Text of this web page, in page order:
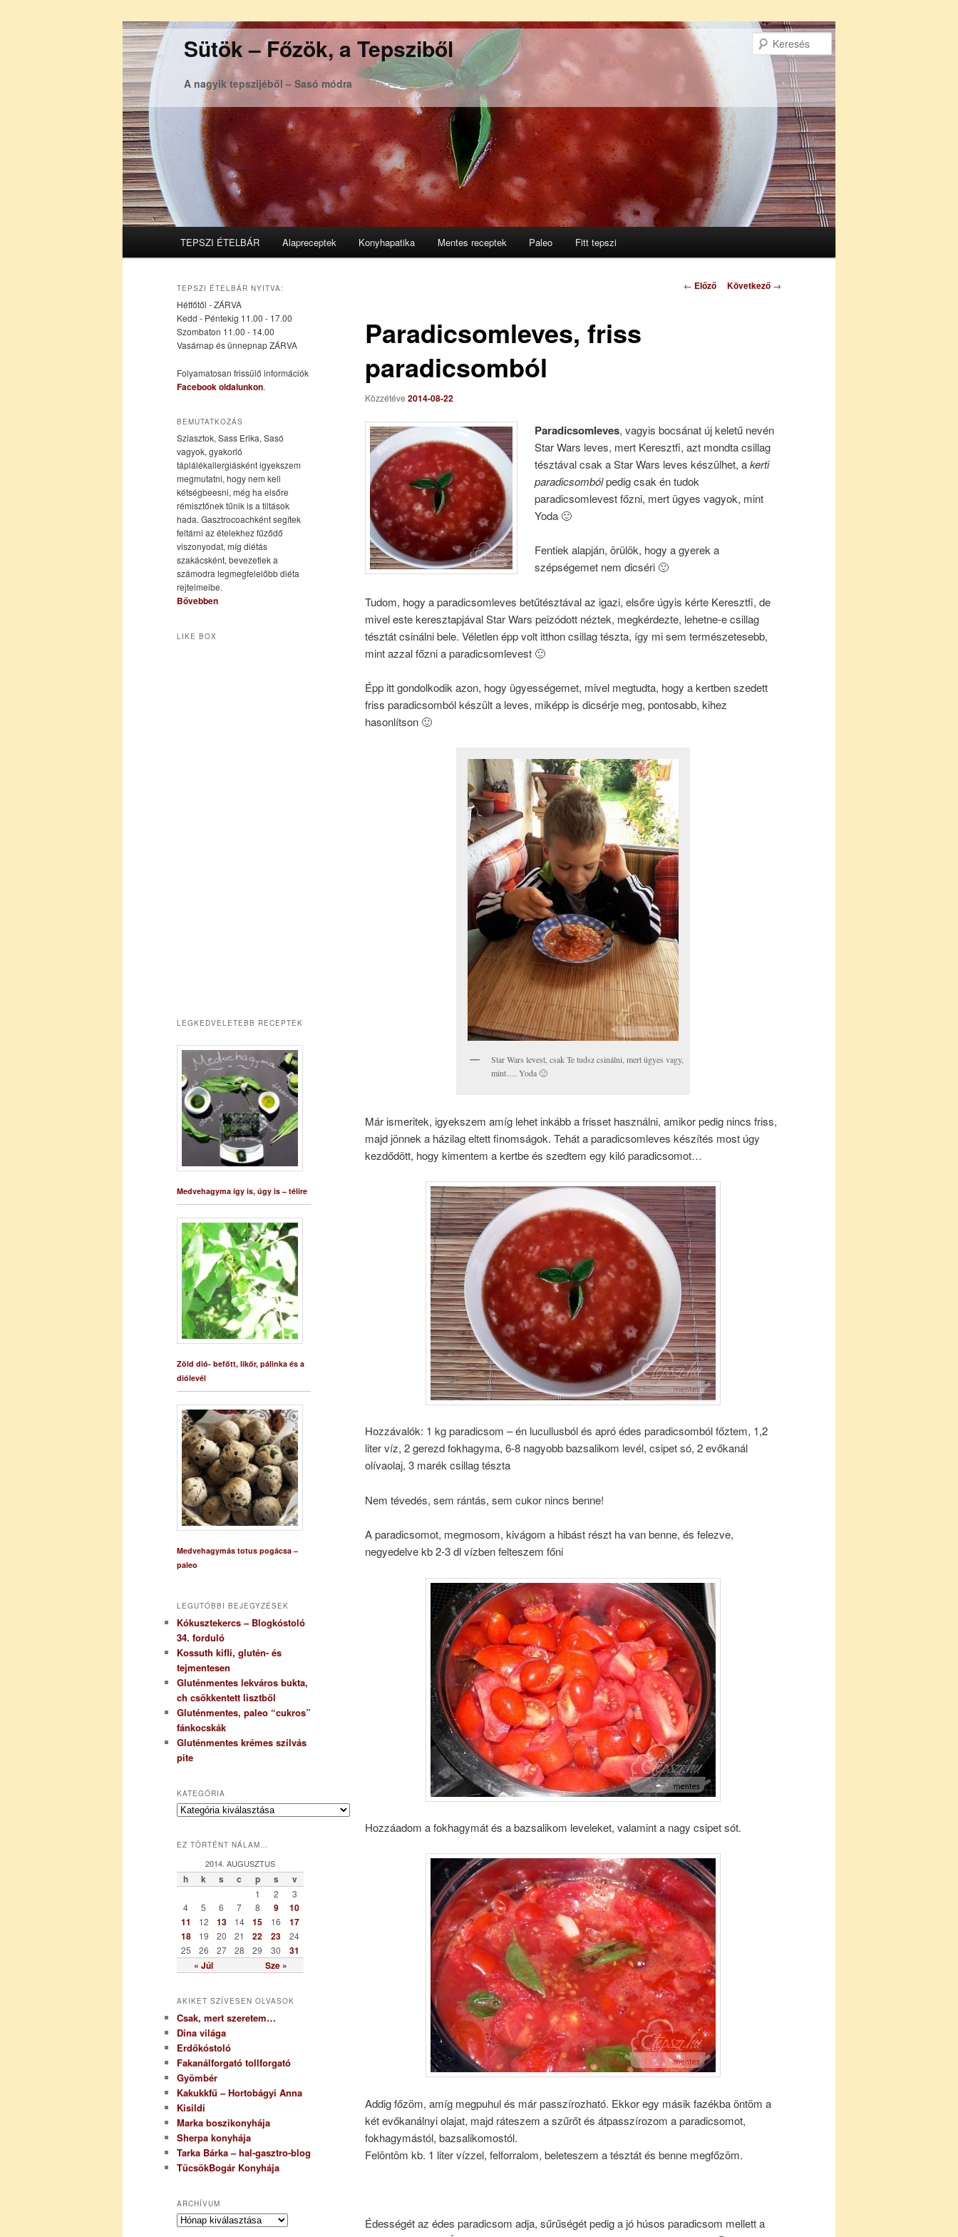
Sütök – Főzök, a Tepsziből
A nagyik tepszijéből – Sasó módra
Keresés
Tovább
elsődleges
tartalomra
Tovább
másodlagos
tartalomra
TEPSZI ÉTELBÁR Alapreceptek Konyhapatika Mentes receptek Paleo Fitt tepszi
Bejegyzés
← Előző Következő →
Paradicsomleves, friss
paradicsomból
Közzétéve 2014-08-22
Paradicsomleves, vagyis bocsánat új keletű nevén
Star Wars leves, mert Keresztfi, azt mondta csillag
tésztával csak a Star Wars leves készülhet, akerti
paradicsombólpedig csak én tudok
paradicsomlevest főzni, mert ügyes vagyok, mint
Yoda 🙂
Fentiek alapján, örülök, hogy a gyerek a
szépségemet nem dicséri 🙂
Tudom, hogy a paradicsomleves betűtésztával az igazi, elsőre úgyis kérte Keresztfi, de
mivel este keresztapjával Star Wars peizódott néztek, megkérdezte, lehetne-e csillag
tésztát csinálni bele. Véletlen épp volt itthon csillag tészta, így mi sem természetesebb,
mint azzal főzni a paradicsomlevest 🙂
Épp itt gondolkodik azon, hogy ügyességemet, mivel megtudta, hogy a kertben szedett
friss paradicsomból készült a leves, miképp is dicsérje meg, pontosabb, kihez
hasonlítson 🙂
Star Wars levest, csak Te tudsz csinálni, mert ügyes vagy,
mint…. Yoda 🙂
Már ismeritek, igyekszem amíg lehet inkább a frisset használni, amikor pedig nincs friss,
majd jönnek a házilag eltett finomságok. Tehát a paradicsomleves készítés most úgy
kezdődött, hogy kimentem a kertbe és szedtem egy kiló paradicsomot…
Hozzávalók: 1 kg paradicsom – én lucullusból és apró édes paradicsomból főztem, 1,2
liter víz, 2 gerezd fokhagyma, 6-8 nagyobb bazsalikom levél, csipet só, 2 evőkanál
olívaolaj, 3 marék csillag tészta
Nem tévedés, sem rántás, sem cukor nincs benne!
A paradicsomot, megmosom, kivágom a hibást részt ha van benne, és felezve,
negyedelve kb 2-3 dl vízben felteszem főni
Hozzáadom a fokhagymát és a bazsalikom leveleket, valamint a nagy csipet sót.
Addig főzöm, amíg megpuhul és már passzírozható. Ekkor egy másik fazékba öntöm a
két evőkanálnyi olajat, majd ráteszem a szűrőt és átpasszírozom a paradicsomot,
fokhagymástól, bazsalikomostól.
Felöntöm kb. 1 liter vízzel, felforralom, beleteszem a tésztát és benne megfőzöm.
Édességét az édes paradicsom adja, sűrűségét pedig a jó húsos paradicsom mellett a
TEPSZI ÉTELBÁR NYITVA:
Hétfőtől - ZÁRVA
Kedd - Péntekig 11.00 - 17.00
Szombaton 11.00 - 14.00
Vasárnap és ünnepnap ZÁRVA
Folyamatosan frissülő információk
Facebook oldalunkon.
BEMUTATKOZÁS
Sziasztok, Sass Erika, Sasó
vagyok, gyakorló
táplálékallergiásként igyekszem
megmutatni, hogy nem kell
kétségbeesni, még ha elsőre
rémisztőnek tűnik is a tiltások
hada. Gasztrocoachként segítek
feltárni az ételekhez fűződő
viszonyodat, míg diétás
szakácsként, bevezetlek a
számodra legmegfelelőbb diéta
rejtelmeibe.
Bővebben
LIKE BOX
LEGKEDVELETEBB RECEPTEK
Medvehagyma így is, úgy is – télire
Zöld dió- befőtt, likőr, pálinka és a
diólevél
Medvehagymás totus pogácsa –
paleo
LEGUTÓBBI BEJEGYZÉSEK
Kókusztekercs – Blogkóstoló
34. forduló
Kossuth kifli, glutén- és
tejmentesen
Gluténmentes lekváros bukta,
ch csökkentett lisztből
Gluténmentes, paleo “cukros”
fánkocskák
Gluténmentes krémes szilvás
pite
KATEGÓRIA
K
e
r
a
EZ TÖRTÉNT NÁLAM…
2014. AUGUSZTUS
h k s c p s v
« Júl Sze »
1 2
3
4
5 6 7 8 9
10
11
12 13 14 15 16
17
18
19 20 21 22 23
24
25
26 27 28 29 30 31
AKIKET SZÍVESEN OLVASOK
Csak, mert szeretem…
Dina világa
Erdőkóstoló
Fakanálforgató tollforgató
Gyömbér
Kakukkfű – Hortobágyi Anna
Kisildi
Marka boszikonyhája
Sherpa konyhája
Tarka Bárka – hal-gasztro-blog
TücsökBogár Konyhája
ARCHÍVUM
A